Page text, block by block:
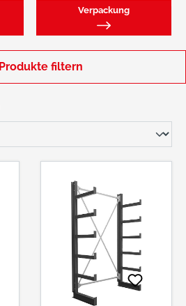
Verpackung
Produkte filtern